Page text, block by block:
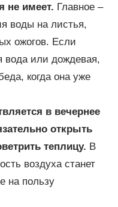
не имеет. Главное –
воды на листья,
ожогов. Если
вода или дождевая,
когда она уже
в вечернее
открыть
теплицу. В
воздуха станет
на пользу